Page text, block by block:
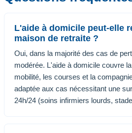
L'aide à domicile peut-elle
maison de retraite ?
Oui, dans la majorité des cas de
modérée. L'aide à domicile couvre
mobilité, les courses et la
adaptée aux cas nécessitant une
24h/24 (soins infirmiers lourds,